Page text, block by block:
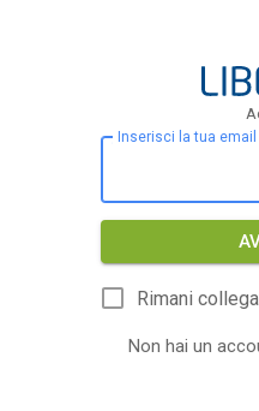
Inserisci la tua email
Rimani
Non hai un